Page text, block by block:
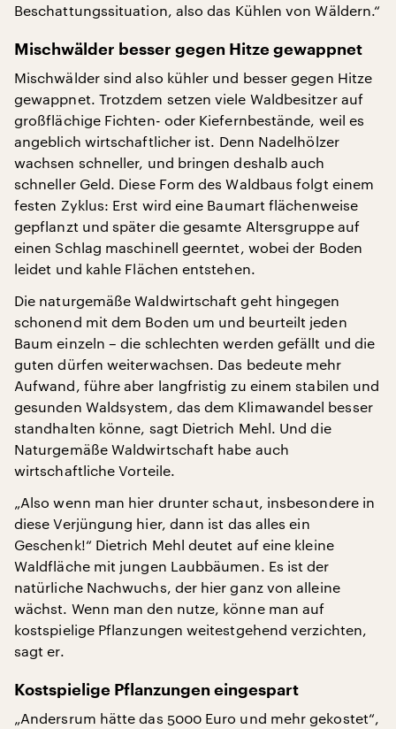
Beschattungssituation, also das Kühlen von Wäldern.“
Mischwälder besser gegen Hitze gewappnet
Mischwälder sind also kühler und besser gegen Hitze
gewappnet. Trotzdem setzen viele Waldbesitzer auf
großflächige Fichten- oder Kiefernbestände, weil es
angeblich wirtschaftlicher ist. Denn Nadelhölzer
wachsen schneller, und bringen deshalb auch
schneller Geld. Diese Form des Waldbaus folgt einem
festen Zyklus: Erst wird eine Baumart flächenweise
gepflanzt und später die gesamte Altersgruppe auf
einen Schlag maschinell geerntet, wobei der Boden
leidet und kahle Flächen entstehen.
Die naturgemäße Waldwirtschaft geht hingegen
schonend mit dem Boden um und beurteilt jeden
Baum einzeln – die schlechten werden gefällt und die
guten dürfen weiterwachsen. Das bedeute mehr
Aufwand, führe aber langfristig zu einem stabilen und
gesunden Waldsystem, das dem Klimawandel besser
standhalten könne, sagt Dietrich Mehl. Und die
Naturgemäße Waldwirtschaft habe auch
wirtschaftliche Vorteile.
„Also wenn man hier drunter schaut, insbesondere in
diese Verjüngung hier, dann ist das alles ein
Geschenk!“ Dietrich Mehl deutet auf eine kleine
Waldfläche mit jungen Laubbäumen. Es ist der
natürliche Nachwuchs, der hier ganz von alleine
wächst. Wenn man den nutze, könne man auf
kostspielige Pflanzungen weitestgehend verzichten,
sagt er.
Kostspielige Pflanzungen eingespart
„Andersrum hätte das 5000 Euro und mehr gekostet“,